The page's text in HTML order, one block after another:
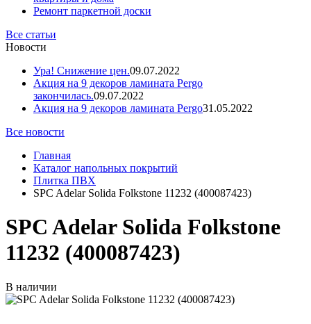
Ремонт паркетной доски
Все статьи
Новости
Ура! Снижение цен.09.07.2022
Акция на 9 декоров ламината Pergo
закончилась.09.07.2022
Акция на 9 декоров ламината Pergo31.05.2022
Все новости
Главная
Каталог напольных покрытий
Плитка ПВХ
SPC Adelar Solida Folkstone 11232 (400087423)
SPC Adelar Solida Folkstone
11232 (400087423)
В наличии